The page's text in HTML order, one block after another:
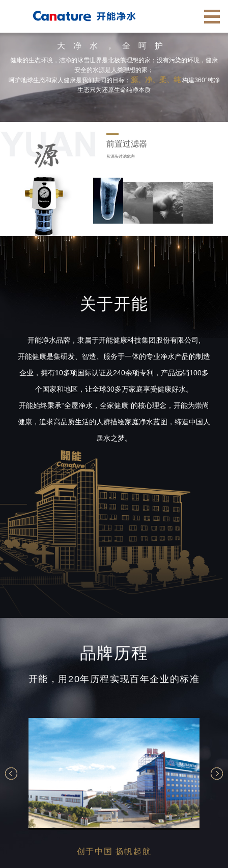
大净水，全呵护
健康的生态环境，洁净的冰雪世界是北极熊理想的家；没有污染的环境，健康
安全的水源是人类理想的家；
呵护地球生态和家人健康是我们共同的目标； 源、净、柔、纯构建360°纯净
生态只为还原生命纯净本质
前置过滤器
从源头过滤危害
关于开能
开能净水品牌，隶属于开能健康科技集团股份有限公司,
开能健康是集研发、智造、服务于一体的专业净水产品的制造
企业，拥有10多项国际认证及240余项专利，产品远销100多
个国家和地区，让全球30多万家庭享受健康好水。
开能始终秉承“全屋净水，全家健康”的核心理念，开能为崇尚
健康，追求高品质生活的人群描绘家庭净水蓝图，缔造中国人
居水之梦。
品牌历程
开能，用20年历程实现百年企业的标准
创于中国 扬帆起航